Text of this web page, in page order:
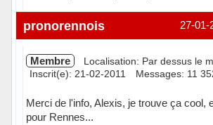
Hors ligne 27-01-
pronorennois
Membre
Localisation: Par dessus le
Inscrit(e): 21-02-2011
Messages: 11
Merci de l'info, Alexis, je trouve ça cool,
pour Rennes...